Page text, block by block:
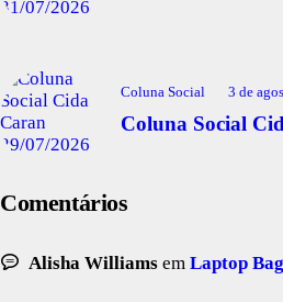
Coluna Social 3 de
Coluna Social
Comentários
Alisha Williams emLaptop